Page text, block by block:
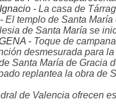
- La casa de
El templo de Santa
de Santa María se
- Toque de
desmesurada para
Santa María de Gracia
replantea la obra de
de Valencia ofrecen